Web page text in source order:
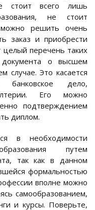
стоит всего лишь
не стоит
можно решить очень
заказ и приобрести
перечень таких
о высшем
случае. Это касается
банковское дело,
Его можно
подтверждением
диплом.
в необходимости
путем
так как в данном
формальностью
вполне можно
самообразованием,
и курсы. Поверьте,